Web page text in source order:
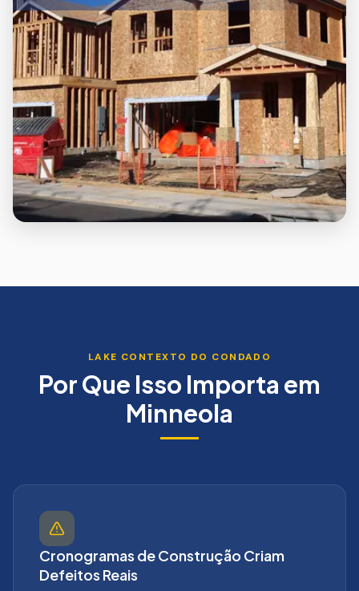
LAKE CONTEXTO DO CONDADO
Por Que Isso Importa em
Minneola
Cronogramas de Construção Criam
Defeitos Reais